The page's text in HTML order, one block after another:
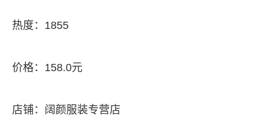
热度：1855
价格：158.0元
店铺：阔颜服装专营店